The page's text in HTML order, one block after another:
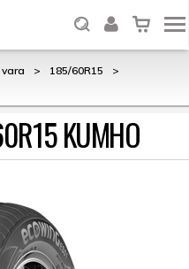
> 185/60R15
>
KUMHO